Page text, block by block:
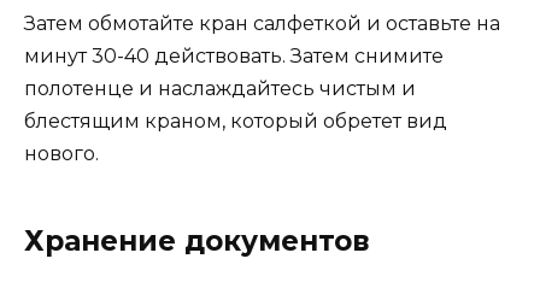
Затем обмотайте кран салфеткой и оставьте на
минут 30-40 действовать. Затем снимите
полотенце и наслаждайтесь чистым и
блестящим краном, который обретет вид
нового.
Хранение документов